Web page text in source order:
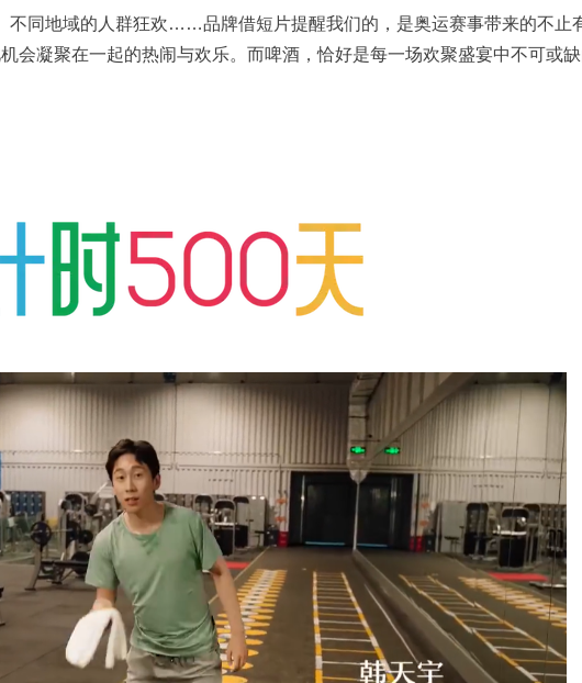
不同地域的人群狂欢……品牌借短片提醒我们的，是奥运赛事带来的不止
会凝聚在一起的热闹与欢乐。而啤酒，恰好是每一场欢聚盛宴中不可或